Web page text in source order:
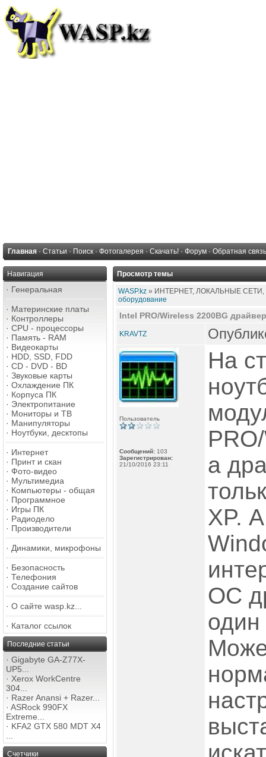
Главная · Статьи · Поиск · Фотогалерея · Скачать! · Форум · Обратная связь
Навигация
· Генеральная
· Материнские платы
· Контроллеры
· CPU - процессоры
· Память - RAM
· Видеокарты
· HDD, SSD, FDD
· CD - DVD - BD
· Звуковые карты
· Охлаждение ПК
· Корпуса ПК
· Электропитание
· Мониторы и ТВ
· Манипуляторы
· Ноутбуки, десктопы
· Интернет
· Принт и скан
· Фото-видео
· Мультимедиа
· Компьютеры - общая
· Программное
· Игры ПК
· Радиодело
· Производители
· Динамики, микрофоны
· Безопасность
· Телефония
· Создание сайтов
· О сайте wasp.kz...
· Каталог ссылок
Последние статьи
· Gigabyte GA-Z77X-
UP5...
· Xerox WorkCentre
304...
· Razer Anansi + Razer...
· ASRock 990FX
Extreme...
· KFA2 GTX 580 MDT X4
Счетчики
Просмотр темы
WASP.kz » ИНТЕРНЕТ, ЛОКАЛЬНЫЕ
оборудование
Intel PRO/Wireless 2200BG драйвер
KRAVTZ
Пользователь
Сообщений: 103
Зарегистрирован:
21/10/2016 23:11
На
а
XP.
ОС
один